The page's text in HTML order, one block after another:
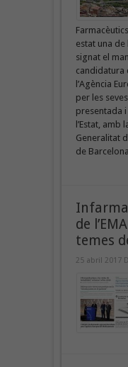
estat una de
signat el
candidatura
l’Agència
per les
presentada
l’Estat, amb
Generalitat
de
de
temes
25 abril 2017